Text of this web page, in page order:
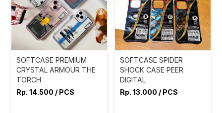
SOFTCASE PREMIUM
CRYSTAL ARMOUR THE
TORCH
Rp. 14.500 / PCS
SOFTCASE SPIDER
SHOCK CASE PEER
DIGITAL
Rp. 13.000 / PCS